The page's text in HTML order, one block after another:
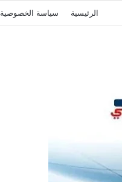
الرئيسية سياسة الخصوصية